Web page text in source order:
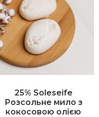
25% Soleseife
Розсольне мило з
кокосовою олією